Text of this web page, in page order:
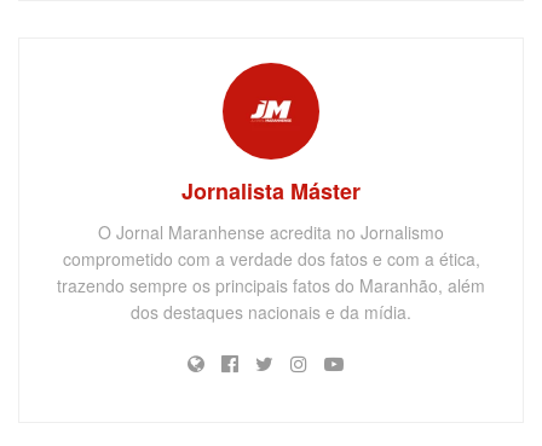
Jornalista Máster
O Jornal Maranhense acredita no Jornalismo
comprometido com a verdade dos fatos e com a ética,
trazendo sempre os principais fatos do Maranhão, além
dos destaques nacionais e da mídia.